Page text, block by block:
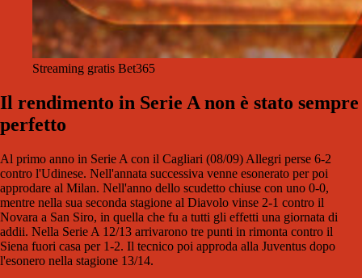
Streaming gratis Bet365
Il rendimento in Serie A non è stato sempre
perfetto
Al primo anno in Serie A con il Cagliari (08/09) Allegri perse 6-2
contro l'Udinese. Nell'annata successiva venne esonerato per poi
approdare al Milan. Nell'anno dello scudetto chiuse con uno 0-0,
mentre nella sua seconda stagione al Diavolo vinse 2-1 contro il
Novara a San Siro, in quella che fu a tutti gli effetti una giornata di
addii. Nella Serie A 12/13 arrivarono tre punti in rimonta contro il
Siena fuori casa per 1-2. Il tecnico poi approda alla Juventus dopo
l'esonero nella stagione 13/14.